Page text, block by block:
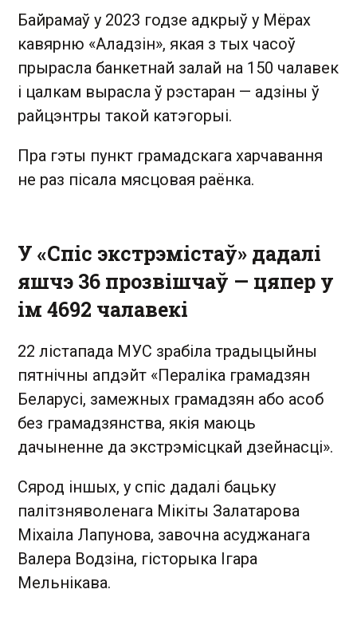
Байрамаў у 2023 годзе адкрыў у Мёрах
кавярню «Аладзін», якая з тых часоў
прырасла банкетнай залай на 150 чалавек
і цалкам вырасла ў рэстаран — адзіны ў
райцэнтры такой катэгорыі.
Пра гэты пункт грамадскага харчавання
не раз пісала мясцовая раёнка.
У «Спіс экстрэмістаў» дадалі
яшчэ 36 прозвішчаў — цяпер у
ім 4692 чалавекі
22 лістапада МУС зрабіла традыцыйны
пятнічны апдэйт «Пераліка грамадзян
Беларусі, замежных грамадзян або асоб
без грамадзянства, якія маюць
дачыненне да экстрэмісцкай дзейнасці».
Сярод іншых, у спіс дадалі бацьку
палітзняволенага Мікіты Залатарова
Міхаіла Лапунова, завочна асуджанага
Валера Водзіна, гісторыка Ігара
Мельнікава.